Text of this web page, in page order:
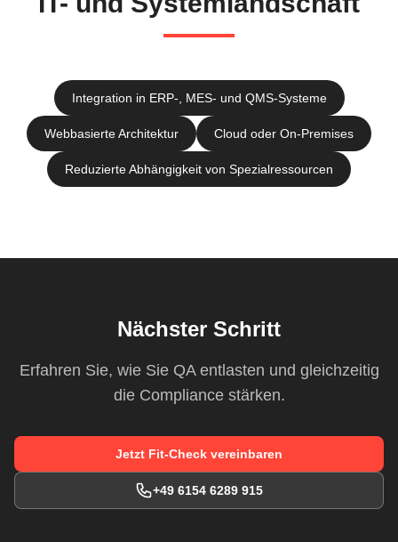
Integration in ERP-, MES- und QMS-Systeme
Webbasierte Architektur Cloud oder On-Premises
Reduzierte Abhängigkeit von Spezialressourcen
Nächster Schritt
Erfahren Sie, wie Sie QA entlasten und gleichzeitig
die Compliance stärken.
Jetzt Fit-Check vereinbaren
+49 6154 6289 915